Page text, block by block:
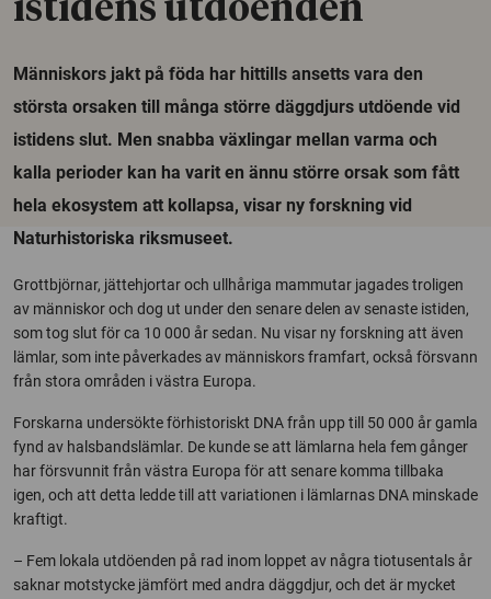
istidens utdöenden
Människors jakt på föda har hittills ansetts vara den
största orsaken till många större däggdjurs utdöende vid
istidens slut. Men snabba växlingar mellan varma och
kalla perioder kan ha varit en ännu större orsak som fått
hela ekosystem att kollapsa, visar ny forskning vid
Naturhistoriska riksmuseet.
Grottbjörnar, jättehjortar och ullhåriga mammutar jagades troligen
av människor och dog ut under den senare delen av senaste istiden,
som tog slut för ca 10 000 år sedan. Nu visar ny forskning att även
lämlar, som inte påverkades av människors framfart, också försvann
från stora områden i västra Europa.
Forskarna undersökte förhistoriskt DNA från upp till 50 000 år gamla
fynd av halsbandslämlar. De kunde se att lämlarna hela fem gånger
har försvunnit från västra Europa för att senare komma tillbaka
igen, och att detta ledde till att variationen i lämlarnas DNA minskade
kraftigt.
– Fem lokala utdöenden på rad inom loppet av några tiotusentals år
saknar motstycke jämfört med andra däggdjur, och det är mycket